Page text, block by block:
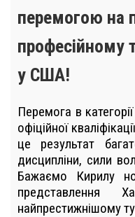
перемогою на
професійному
у США!
Перемога в
офіційної
це результат
дисципліни, сили
Бажаємо Кирилу
представлення
найпрестижнішому